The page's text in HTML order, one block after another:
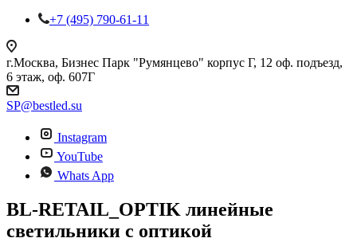
+7 (495) 790-61-11
г.Москва, Бизнес Парк "Румянцево" корпус Г, 12 оф. подъезд,
6 этаж, оф. 607Г
SP@bestled.su
Instagram
YouTube
Whats App
BL-RETAIL_OPTIK линейные
светильники с оптикой